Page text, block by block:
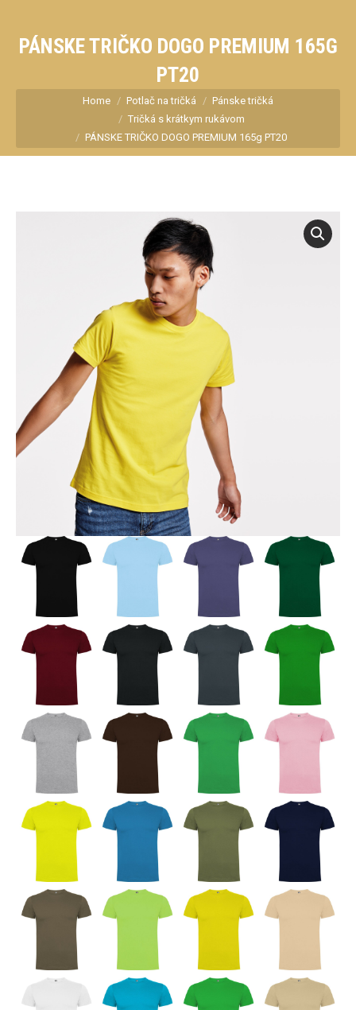
PÁNSKE TRIČKO DOGO PREMIUM 165G
PT20
You are here:Home Potlač na tričká
Pánske tričká
Tričká s krátkym rukávom
PÁNSKE TRIČKO DOGO PREMIUM 165g PT20